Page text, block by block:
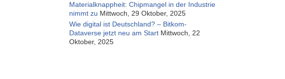
Materialknappheit: Chipmangel in der Industrie
nimmt zu Mittwoch, 29 Oktober, 2025
Wie digital ist Deutschland? – Bitkom-
Dataverse jetzt neu am Start Mittwoch, 22
Oktober, 2025